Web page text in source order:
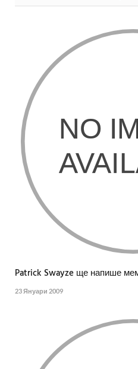
Patrick Swayze ще напише
23 Януари 2009